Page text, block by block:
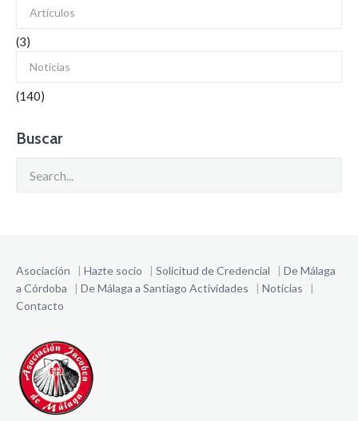
Artículos
(3)
Noticias
(140)
Buscar
Asociación | Hazte socio | Solicitud de Credencial | De Málaga
a Córdoba | De Málaga a Santiago Actividades | Noticias |
Contacto